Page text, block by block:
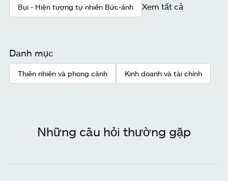
Bụi - Hiện tượng tự nhiên Bức-ảnh Xem tất cả
Danh mục
Thiên nhiên và phong cảnh Kinh doanh và tài chính
Những câu hỏi thường gặp